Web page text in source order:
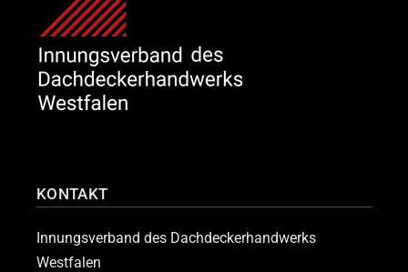
KONTAKT
Innungsverband des Dachdeckerhandwerks
Westfalen